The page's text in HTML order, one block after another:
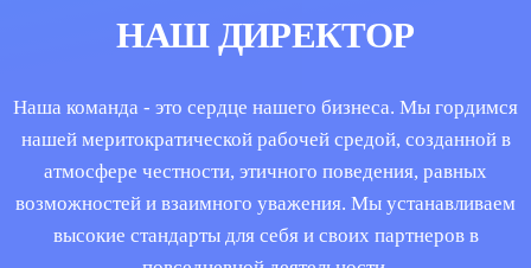
НАШ ДИРЕКТОР
Наша команда - это сердце нашего бизнеса. Мы гордимся
нашей меритократической рабочей средой, созданной в
атмосфере честности, этичного поведения, равных
возможностей и взаимного уважения. Мы устанавливаем
высокие стандарты для себя и своих партнеров в